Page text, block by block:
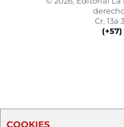
Cr. 13a
COOKIES